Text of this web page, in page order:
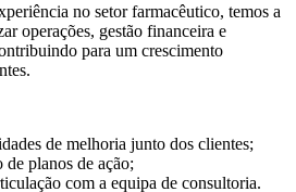
no setor farmacêutico, temos a
operações, gestão financeira e
para um crescimento
de melhoria junto dos clientes;
planos de ação;
com a equipa de consultoria.